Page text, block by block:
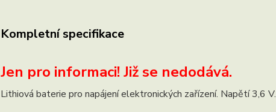
Kompletní specifikace
Jen pro informaci! Již se nedodává.
Lithiová baterie pro napájení elektronických zařízení. Napětí 3,6 V.